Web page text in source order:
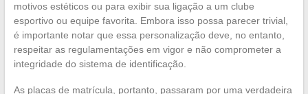
motivos estéticos ou para exibir sua ligação a um clube
esportivo ou equipe favorita. Embora isso possa parecer trivial,
é importante notar que essa personalização deve, no entanto,
respeitar as regulamentações em vigor e não comprometer a
integridade do sistema de identificação.
As placas de matrícula, portanto, passaram por uma verdadeira